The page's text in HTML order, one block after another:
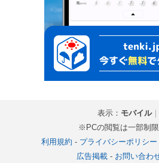
表示： モバイル｜
※PCの閲覧は一部制
利用規約 - プライバシーポリシー
広告掲載- お問い合わ